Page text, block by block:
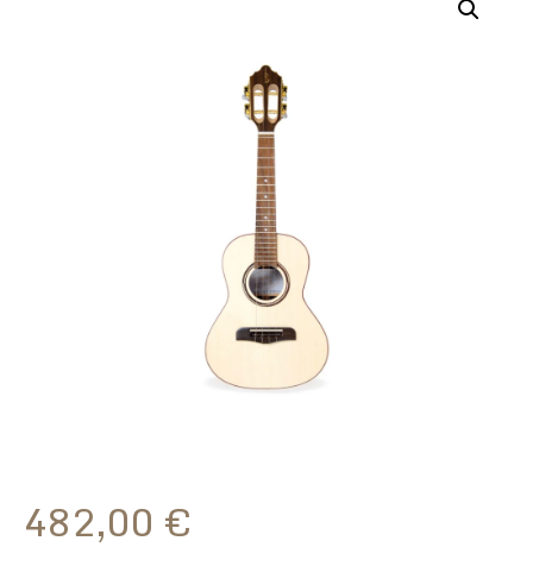
482,00 €